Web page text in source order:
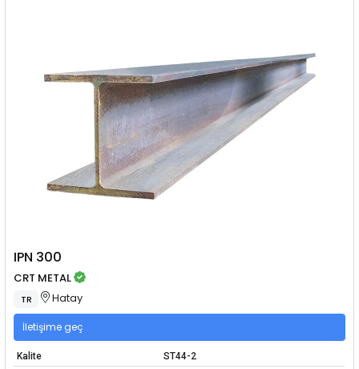
IPN 300
CRT METAL
TR Hatay
İletişime geç
Kalite
ST44-2